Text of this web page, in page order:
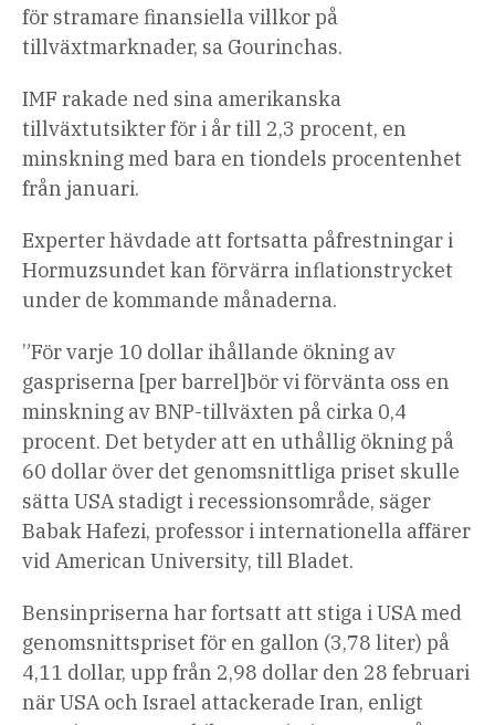
för stramare finansiella villkor på
tillväxtmarknader, sa Gourinchas.
IMF rakade ned sina amerikanska
tillväxtutsikter för i år till 2,3 procent, en
minskning med bara en tiondels procentenhet
från januari.
Experter hävdade att fortsatta påfrestningar i
Hormuzsundet kan förvärra inflationstrycket
under de kommande månaderna.
”För varje 10 dollar ihållande ökning av
gaspriserna [per barrel]bör vi förvänta oss en
minskning av BNP-tillväxten på cirka 0,4
procent. Det betyder att en uthållig ökning på
60 dollar över det genomsnittliga priset skulle
sätta USA stadigt i recessionsområde, säger
Babak Hafezi, professor i internationella affärer
vid American University, till Bladet.
Bensinpriserna har fortsatt att stiga i USA med
genomsnittspriset för en gallon (3,78 liter) på
4,11 dollar, upp från 2,98 dollar den 28 februari
när USA och Israel attackerade Iran, enligt